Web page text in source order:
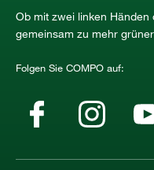
Ob mit zwei linken
gemeinsam zu mehr
Folgen Sie COMPO auf: